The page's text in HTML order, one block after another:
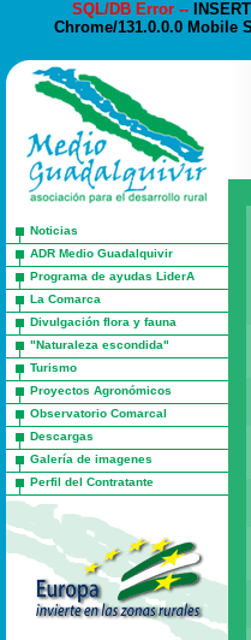
SQL/DB Error --
Chrome/131.0.0.0 Mobile
Noticias
ADR Medio Guadalquivir
Programa de ayudas LiderA
La Comarca
Divulgación flora y fauna
"Naturaleza escondida"
Turismo
Proyectos Agronómicos
Observatorio Comarcal
Descargas
Galería de imagenes
Perfil del Contratante